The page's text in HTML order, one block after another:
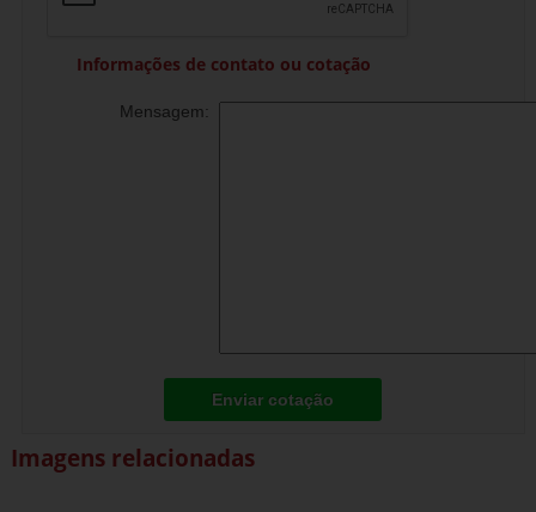
Informações de contato ou cotação
Mensagem:
Enviar cotação
Imagens relacionadas